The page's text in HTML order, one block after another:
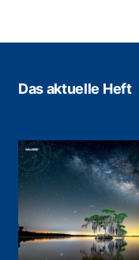
Das aktuelle Heft